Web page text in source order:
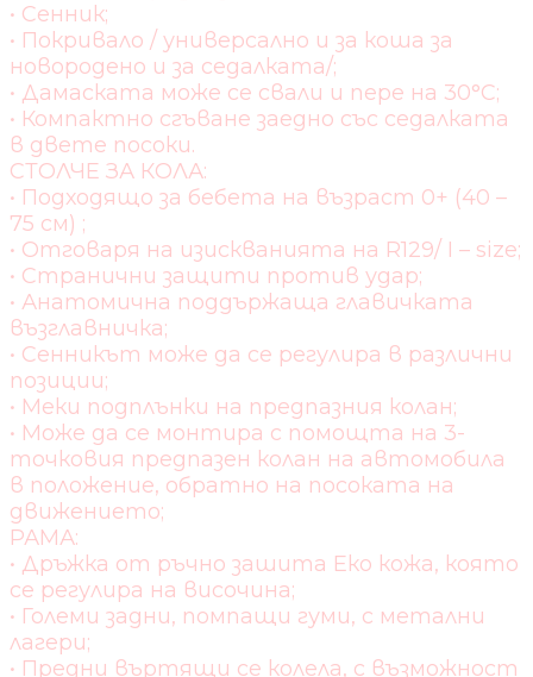
• Сенник;
• Покривало / универсално и за коша за
новородено и за седалката/;
• Дамаската може се свали и пере на 30°C;
• Компактно сгъване заедно със седалката
в двете посоки.
СТОЛЧЕ ЗА КОЛА:
• Подходящо за бебета на възраст 0+ (40 –
75 см) ;
• Отговаря на изискванията на R129/ I – size;
• Странични защити против удар;
• Анатомична поддържаща главичката
възглавничка;
• Сенникът може да се регулира в различни
позиции;
• Меки подплънки на предпазния колан;
• Може да се монтира с помощта на 3-
точковия предпазен колан на автомобила
в положение, обратно на посоката на
движението;
РАМА:
• Дръжка от ръчно зашита Еко кожа, която
се регулира на височина;
• Големи задни, помпащи гуми, с метални
лагери;
• Предни въртящи се колела, с възможност